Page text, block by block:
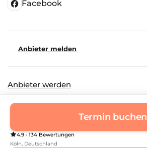
Facebook
Anbieter melden
Anbieter werden
©
Termin buchen
4.9 · 134 Bewertungen
Köln, Deutschland